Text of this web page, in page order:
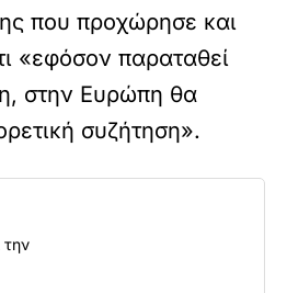
που προχώρησε και
«εφόσον παραταθεί
στην Ευρώπη θα
συζήτηση».
την